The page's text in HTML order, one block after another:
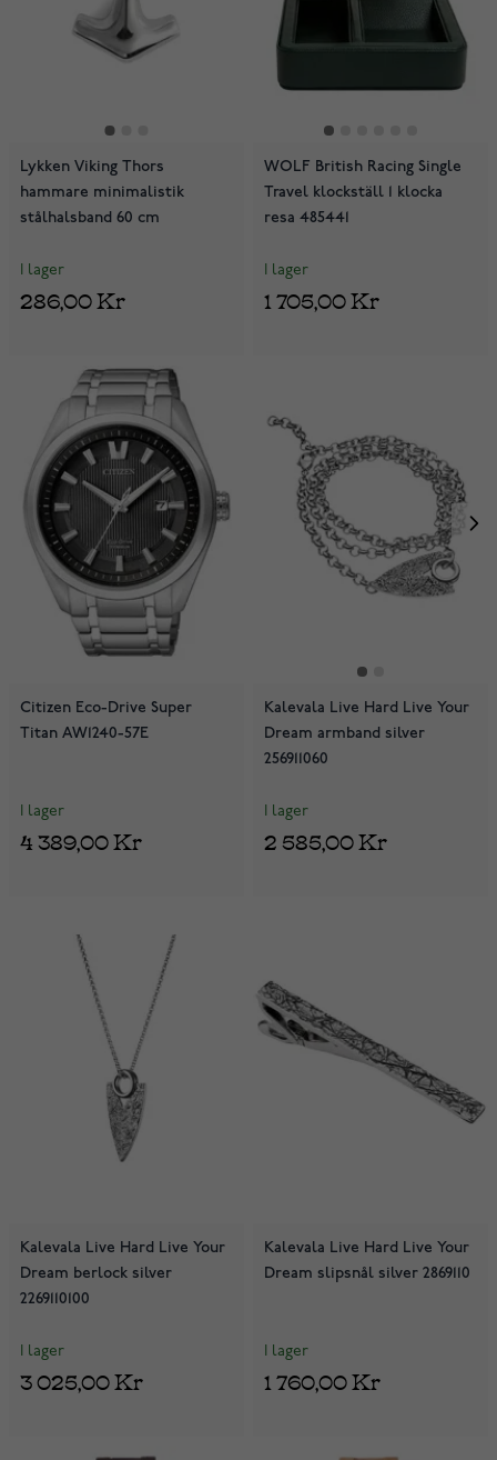
Lykken Viking Thors
hammare minimalistik
stålhalsband 60 cm
I lager
286,00 Kr
WOLF British Racing Single
Travel klockställ 1 klocka
resa 485441
I lager
1 705,00 Kr
Citizen Eco-Drive Super
Titan AW1240-57E
I lager
4 389,00 Kr
Kalevala Live Hard Live Your
Dream armband silver
256911060
I lager
2 585,00 Kr
Kalevala Live Hard Live Your
Dream berlock silver
2269110100
I lager
3 025,00 Kr
Kalevala Live Hard Live Your
Dream slipsnål silver 2869110
I lager
1 760,00 Kr